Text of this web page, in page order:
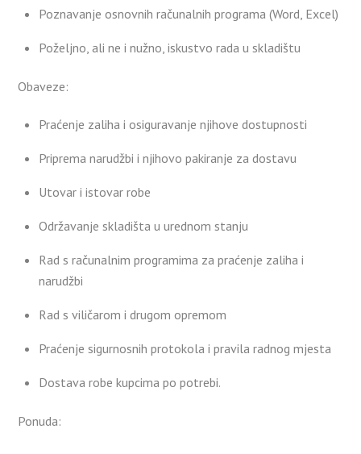
Poznavanje osnovnih računalnih programa (Word, Excel)
Poželjno, ali ne i nužno, iskustvo rada u skladištu
Obaveze:
Praćenje zaliha i osiguravanje njihove dostupnosti
Priprema narudžbi i njihovo pakiranje za dostavu
Utovar i istovar robe
Održavanje skladišta u urednom stanju
Rad s računalnim programima za praćenje zaliha i
narudžbi
Rad s viličarom i drugom opremom
Praćenje sigurnosnih protokola i pravila radnog mjesta
Dostava robe kupcima po potrebi.
Ponuda: